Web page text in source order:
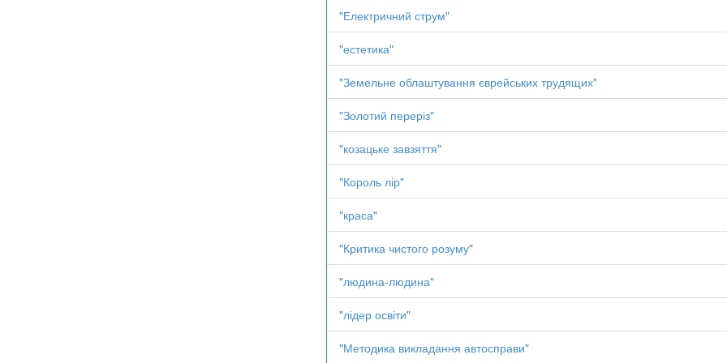
"Електричний струм"
"естетика"
"Земельне облаштування єврейських трудящих"
"Золотий переріз"
"козацьке завзяття"
"Король лір"
"краса"
"Критика чистого розуму"
"людина-людина"
"лідер освіти"
"Методика викладання автосправи"